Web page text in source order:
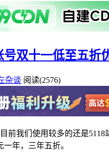
号双十一低至五折
杂谈 阅读(2576)
前我们使用较多的还是
年，三年五折。